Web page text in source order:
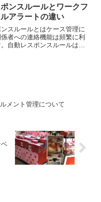
、コールセンター自体は成
。ただ、実際は...
ンスルールとワークフ
アラートの違い
スルールとはケース管理に
者への連絡機能は頻繁に利
自動レスポンスルールは、
メント管理について